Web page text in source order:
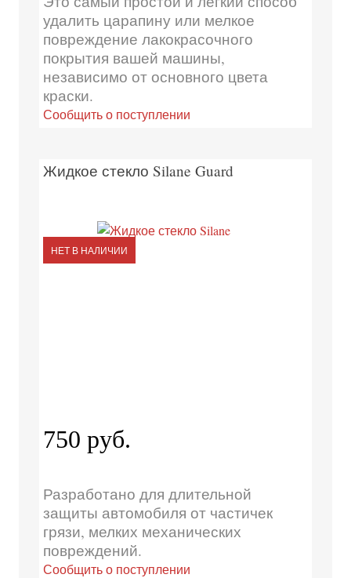
удалить царапину или мелкое
повреждение лакокрасочного
покрытия вашей машины,
независимо от основного цвета
краски.
Сообщить о поступлении
Жидкое стекло Silane Guard
НЕТ В НАЛИЧИИ
750 руб.
Разработано для длительной
защиты автомобиля от частичек
грязи, мелких механических
повреждений.
Сообщить о поступлении